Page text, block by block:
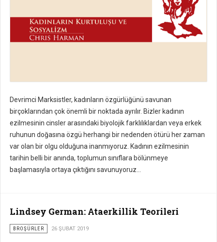
Devrimci Marksistler, kadınların özgürlüğünü savunan
birçoklarından çok önemli bir noktada ayrılır. Bizler kadının
ezilmesinin cinsler arasındaki biyolojik farklılıklardan veya erkek
ruhunun doğasına özgü herhangi bir nedenden ötürü her zaman
var olan bir olgu olduğuna inanmıyoruz. Kadının ezilmesinin
tarihin belli bir anında, toplumun sınıflara bölünmeye
başlamasıyla ortaya çıktığını savunuyoruz...
Lindsey German: Ataerkillik Teorileri
BROŞÜRLER 26 ŞUBAT 2019